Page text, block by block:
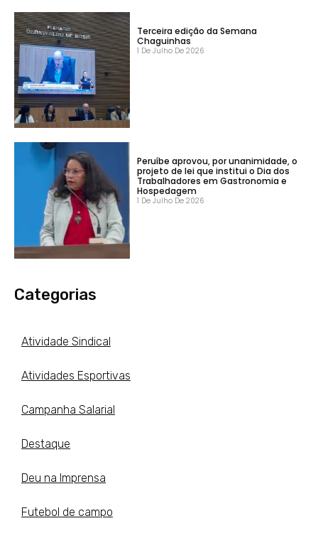
Terceira edição da Semana
Chaguinhas
1 De Julho De 2026
Peruíbe aprovou, por unanimidade, o
projeto de lei que institui o Dia dos
Trabalhadores em Gastronomia e
Hospedagem
1 De Julho De 2026
Categorias
Atividade Sindical
Atividades Esportivas
Campanha Salarial
Destaque
Deu na Imprensa
Futebol de campo